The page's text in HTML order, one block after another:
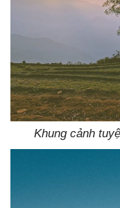
Khung cảnh